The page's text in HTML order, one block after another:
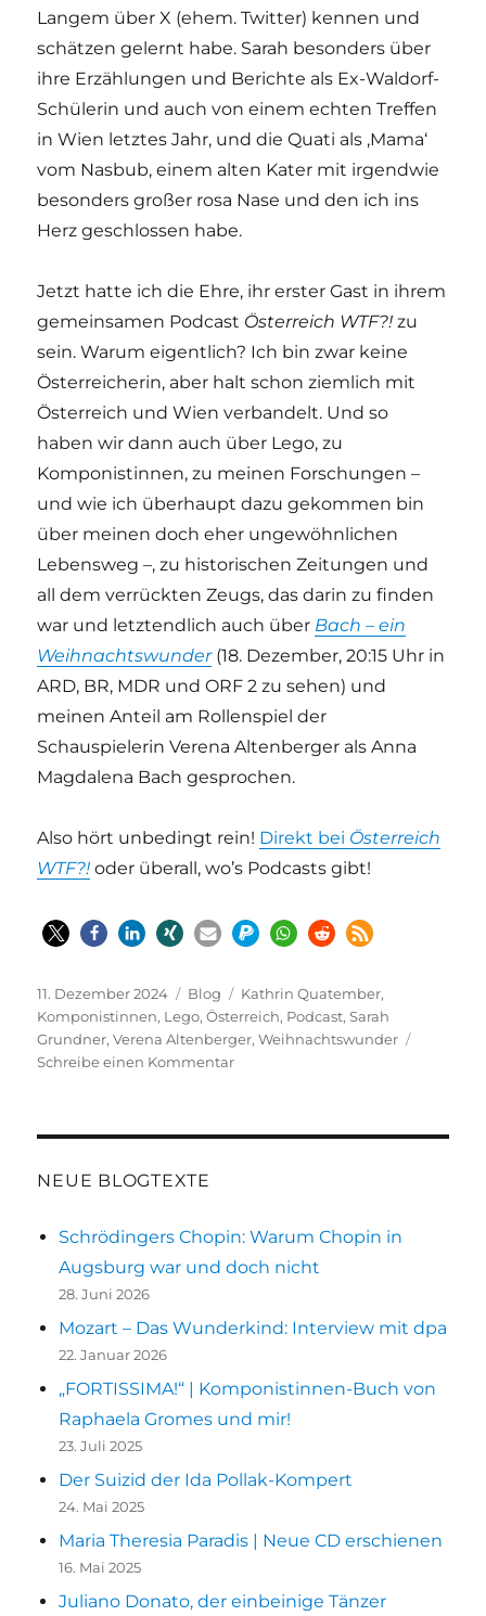
Langem über X (ehem. Twitter) kennen und
schätzen gelernt habe. Sarah besonders über
ihre Erzählungen und Berichte als Ex-Waldorf-
Schülerin und auch von einem echten Treffen
in Wien letztes Jahr, und die Quati als ‚Mama‘
vom Nasbub, einem alten Kater mit irgendwie
besonders großer rosa Nase und den ich ins
Herz geschlossen habe.
Jetzt hatte ich die Ehre, ihr erster Gast in ihrem
gemeinsamen Podcast Österreich WTF?! zu
sein. Warum eigentlich? Ich bin zwar keine
Österreicherin, aber halt schon ziemlich mit
Österreich und Wien verbandelt. Und so
haben wir dann auch über Lego, zu
Komponistinnen, zu meinen Forschungen –
und wie ich überhaupt dazu gekommen bin
über meinen doch eher ungewöhnlichen
Lebensweg –, zu historischen Zeitungen und
all dem verrückten Zeugs, das darin zu finden
war und letztendlich auch über Bach – ein
Weihnachtswunder(18. Dezember, 20:15 Uhr in
ARD, BR, MDR und ORF 2 zu sehen) und
meinen Anteil am Rollenspiel der
Schauspielerin Verena Altenberger als Anna
Magdalena Bach gesprochen.
Also hört unbedingt rein! Direkt bei Österreich
WTF?! oder überall, wo’s Podcasts gibt!
Veröffentlicht
am
11. Dezember 2024 Kategorien
Blog Schlagwörter
Kathrin Quatember,
Komponistinnen, Lego,Österreich, Podcast,Sarah
Grundner,Verena Altenberger,Weihnachtswunder
Schreibe einen Kommentarzu
NEUE BLOGTEXTE
Schrödingers Chopin: Warum Chopin in
Augsburg war und doch nicht
28. Juni 2026
Mozart – Das Wunderkind: Interview mit dpa
22. Januar 2026
„FORTISSIMA!“ | Komponistinnen-Buch von
Raphaela Gromes und mir!
23. Juli 2025
Der Suizid der Ida Pollak-Kompert
24. Mai 2025
Maria Theresia Paradis | Neue CD erschienen
16. Mai 2025
Juliano Donato, der einbeinige Tänzer